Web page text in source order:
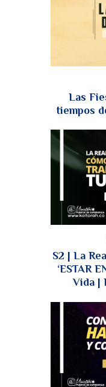
Las
tiempos
S2 | La
‘ESTAR
Vida |